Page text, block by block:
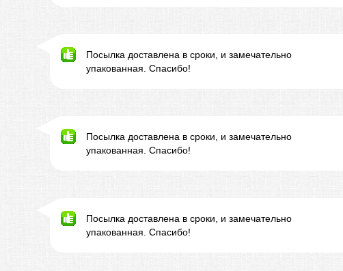
Посылка доставлена в сроки, и замечательно
упакованная. Спасибо!
Посылка доставлена в сроки, и замечательно
упакованная. Спасибо!
Посылка доставлена в сроки, и замечательно
упакованная. Спасибо!